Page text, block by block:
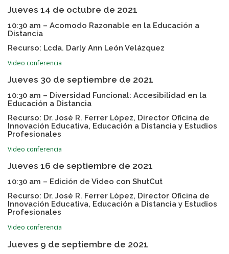
Jueves 14 de octubre de 2021
10:30 am – Acomodo Razonable en la Educación a
Distancia
Recurso: Lcda. Darly Ann León Velázquez
Video conferencia
Jueves 30 de septiembre de 2021
10:30 am – Diversidad Funcional: Accesibilidad en la
Educación a Distancia
Recurso: Dr. José R. Ferrer López, Director Oficina de
Innovación Educativa, Educación a Distancia y Estudios
Profesionales
Video conferencia
Jueves 16 de septiembre de 2021
10:30 am – Edición de Video con ShutCut
Recurso: Dr. José R. Ferrer López, Director Oficina de
Innovación Educativa, Educación a Distancia y Estudios
Profesionales
Video conferencia
Jueves 9 de septiembre de 2021